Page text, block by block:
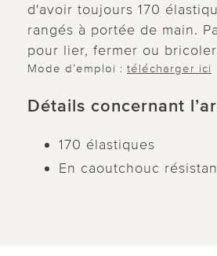
d'avoir toujours 170
rangés à portée de main.
pour lier, fermer ou
Mode d’emploi : télécharger ici
Détails concernant
170 élastiques
En caoutchouc